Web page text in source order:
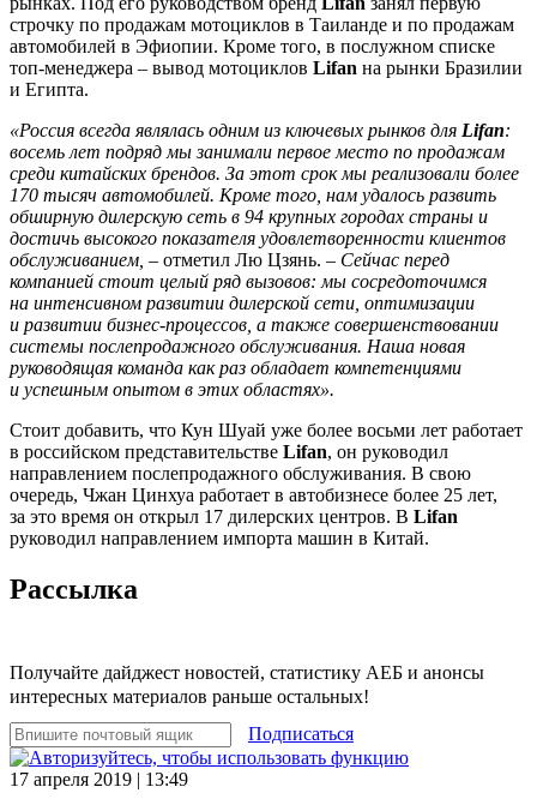
строчку по продажам мотоциклов в Таиланде и по продажам
автомобилей в Эфиопии. Кроме того, в послужном списке
топ-менеджера – вывод мотоциклов Lifan на рынки Бразилии
и Египта.
«Россия всегда являлась одним из ключевых рынков для Lifan:
восемь лет подряд мы занимали первое место по продажам
среди китайских брендов. За этот срок мы реализовали более
170 тысяч автомобилей. Кроме того, нам удалось развить
обширную дилерскую сеть в 94 крупных городах страны и
достичь высокого показателя удовлетворенности клиентов
обслуживанием, – отметил Лю Цзянь. – Сейчас перед
компанией стоит целый ряд вызовов: мы сосредоточимся
на интенсивном развитии дилерской сети, оптимизации
и развитии бизнес-процессов, а также совершенствовании
системы послепродажного обслуживания. Наша новая
руководящая команда как раз обладает компетенциями
и успешным опытом в этих областях».
Стоит добавить, что Кун Шуай уже более восьми лет работает
в российском представительстве Lifan, он руководил
направлением послепродажного обслуживания. В свою
очередь, Чжан Цинхуа работает в автобизнесе более 25 лет,
за это время он открыл 17 дилерских центров. В Lifan
руководил направлением импорта машин в Китай.
Рассылка
Получайте дайджест новостей, статистику АЕБ и анонсы
интересных материалов раньше остальных!
Подписаться
17 апреля 2019 | 13:49